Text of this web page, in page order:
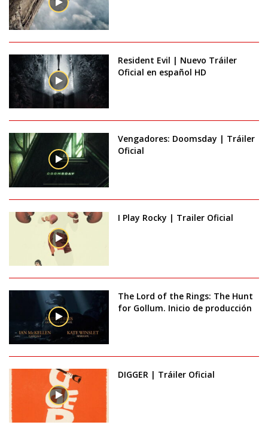
Resident Evil | Nuevo Tráiler
Oficial en español HD
Vengadores: Doomsday | Tráiler
Oficial
I Play Rocky | Trailer Oficial
The Lord of the Rings: The Hunt
for Gollum. Inicio de producción
DIGGER | Tráiler Oficial